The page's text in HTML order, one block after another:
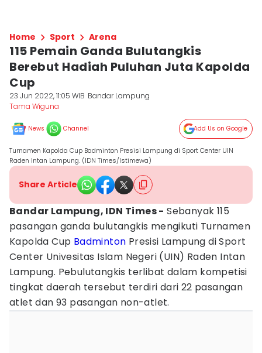
Home Sport Arena
115 Pemain Ganda Bulutangkis
Berebut Hadiah Puluhan Juta Kapolda
Cup
23 Jun 2022, 11:05 WIB Bandar Lampung
Tama Wiguna
News Channel Add Us on Google
Turnamen Kapolda Cup Badminton Presisi Lampung di Sport Center UIN
Raden Intan Lampung. (IDN Times/Istimewa)
Share Article
Bandar Lampung, IDN Times - Sebanyak 115
pasangan ganda bulutangkis mengikuti Turnamen
Kapolda Cup Badminton Presisi Lampung di Sport
Center Univesitas Islam Negeri (UIN) Raden Intan
Lampung. Pebulutangkis terlibat dalam kompetisi
tingkat daerah tersebut terdiri dari 22 pasangan
atlet dan 93 pasangan non-atlet.